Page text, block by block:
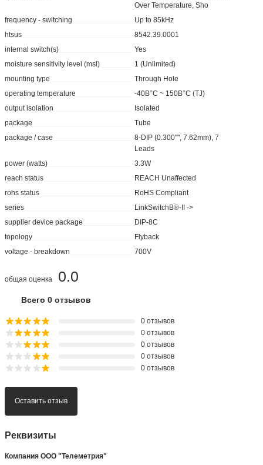
Over Temperature, Sho
frequency - switching
Up to 85kHz
htsus
8542.39.0001
internal switch(s)
Yes
moisture sensitivity level (msl)
1 (Unlimited)
mounting type
Through Hole
operating temperature
-40В°C ~ 150В°C (TJ)
output isolation
Isolated
package
Tube
package / case
8-DIP (0.300"", 7.62mm), 7
Leads
power (watts)
3.3W
reach status
REACH Unaffected
rohs status
RoHS Compliant
series
LinkSwitchВ®-II ->
supplier device package
DIP-8C
topology
Flyback
voltage - breakdown
700V
0.0
общая оценка
Всего 0 отзывов
0 отзывов
0 отзывов
0 отзывов
0 отзывов
0 отзывов
Оставить отзыв
Реквизиты
Компания ООО "Телеметрия"